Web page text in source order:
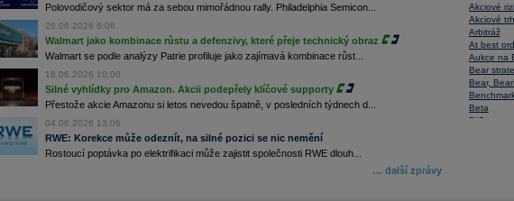
Polovodičový sektor má za sebou mimořádnou rally. Philadelphia Semicon...
26.06.2026 6:06
Walmart jako kombinace růstu a defenzivy, které přeje technický obraz
Walmart se podle analýzy Patrie profiluje jako zajímavá kombinace růst...
18.06.2026 10:00
Silné vyhlídky pro Amazon. Akcii podepřely klíčové supporty
Přestože akcie Amazonu si letos nevedou špatně, v posledních týdnech d...
04.06.2026 13:06
RWE: Korekce může odeznít, na silné pozici se nic nemění
Rostoucí poptávka po elektrifikaci může zajistit společnosti RWE dlouh...
… další zprávy
Akciové
Akciové
Arbitráž
At best
Aukce na
Bear
Bear,
Beta
BIC